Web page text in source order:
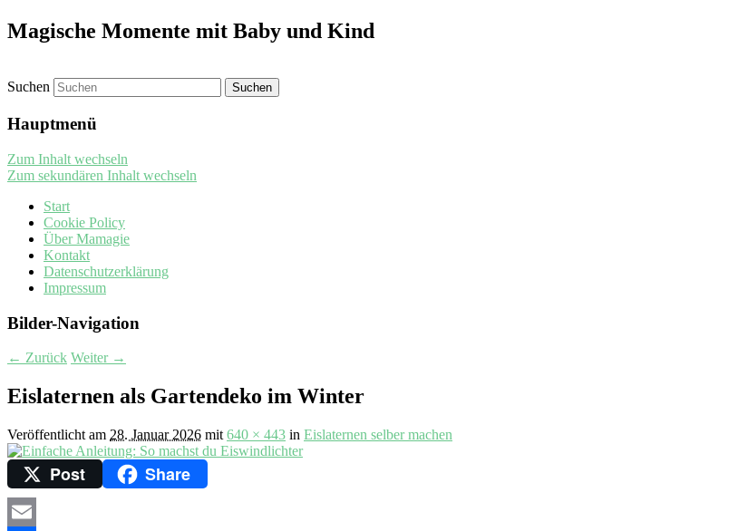
Magische Momente mit Baby und Kind
Suchen
Hauptmenü
Zum Inhalt wechseln
Zum sekundären Inhalt wechseln
Start
Cookie Policy
Über Mamagie
Kontakt
Datenschutzerklärung
Impressum
Bilder-Navigation
← Zurück Weiter →
Eislaternen als Gartendeko im Winter
Veröffentlicht am 28. Januar 2026 mit 640 × 443 in Eislaternen selber machen
Post Share